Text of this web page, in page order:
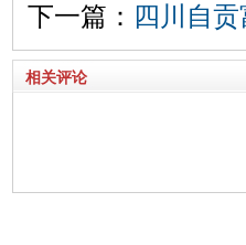
下一篇： 四川自
相关评论